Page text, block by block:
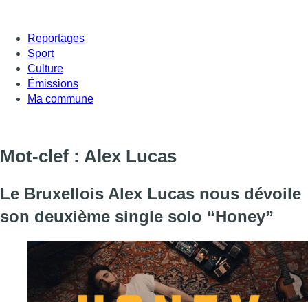
Reportages
Sport
Culture
Émissions
Ma commune
Mot-clef : Alex Lucas
Le Bruxellois Alex Lucas nous dévoile
son deuxième single solo “Honey”